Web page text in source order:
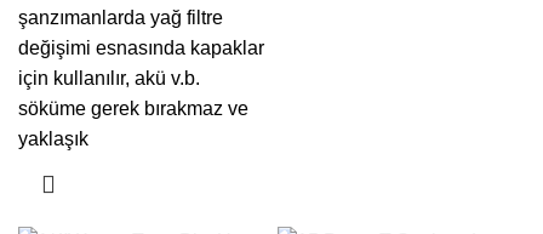
şanzımanlarda yağ filtre
değişimi esnasında kapaklar
için kullanılır, akü v.b.
söküme gerek bırakmaz ve
yaklaşık